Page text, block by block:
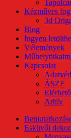
Kézműves
3d
Blog
Ingyen
Vélemények
Műhelytitkaim
Kapcsolat
ÁSZF
Arhív
Esküvői